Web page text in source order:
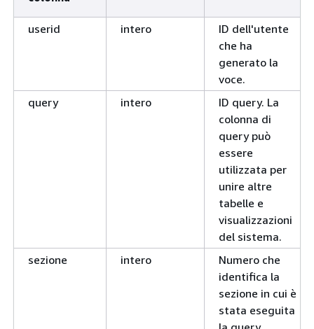
userid intero
ID dell'utente
che ha
generato la
voce.
query
intero
ID query. La
colonna di
query può
essere
utilizzata per
unire altre
tabelle e
visualizzazioni
del sistema.
sezione
intero
Numero che
identifica la
sezione in cui è
stata eseguita